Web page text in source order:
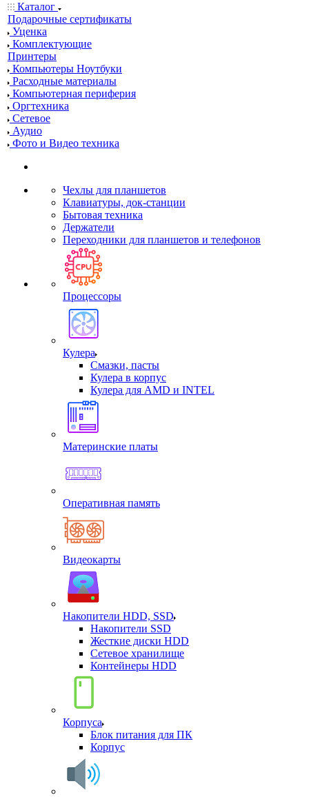
Каталог
Подарочные сертификаты
Уценка
Комплектующие
Принтеры
Компьютеры Ноутбуки
Расходные материалы
Компьютерная периферия
Оргтехника
Сетевое
Аудио
Фото и Видео техника
Чехлы для планшетов
Клавиатуры, док-станции
Бытовая техника
Держатели
Переходники для планшетов и телефонов
Процессоры
Кулера
Смазки, пасты
Кулера в корпус
Кулера для AMD и INTEL
Материнские платы
Оперативная память
Видеокарты
Накопители HDD, SSD
Накопители SSD
Жесткие диски HDD
Сетевое хранилище
Контейнеры HDD
Корпуса
Блок питания для ПК
Корпус